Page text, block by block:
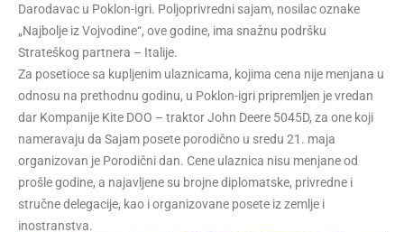
Darodavac u Poklon-igri. Poljoprivredni sajam, nosilac oznake
„Najbolje iz Vojvodine“, ove godine, ima snažnu podršku
Strateškog partnera – Italije.
Za posetioce sa kupljenim ulaznicama, kojima cena nije menjana u
odnosu na prethodnu godinu, u Poklon-igri pripremljen je vredan
dar Kompanije Kite DOO – traktor John Deere 5045D, za one koji
nameravaju da Sajam posete porodično u sredu 21. maja
organizovan je Porodični dan. Cene ulaznica nisu menjane od
prošle godine, a najavljene su brojne diplomatske, privredne i
stručne delegacije, kao i organizovane posete iz zemlje i
inostranstva.